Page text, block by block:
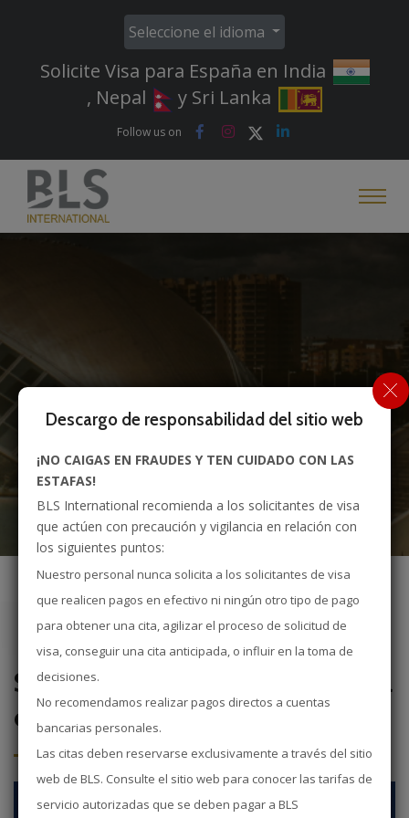
Descargo de responsabilidad del sitio web
¡NO CAIGAS EN FRAUDES Y TEN CUIDADO CON LAS
ESTAFAS!
BLS International recomienda a los solicitantes de visa
que actúen con precaución y vigilancia en relación con
los siguientes puntos:
Nuestro personal nunca solicita a los solicitantes de visa
que realicen pagos en efectivo ni ningún otro tipo de pago
para obtener una cita, agilizar el proceso de solicitud de
visa, conseguir una cita anticipada, o influir en la toma de
decisiones.
No recomendamos realizar pagos directos a cuentas
bancarias personales.
Las citas deben reservarse exclusivamente a través del sitio
web de BLS. Consulte el sitio web para conocer las tarifas de
servicio autorizadas que se deben pagar a BLS
Seleccione el idioma
Solicite Visa para España en India
, Nepal
y Sri Lanka
Follow us on
BLS International
Socia oficial de la Embajada de España en
Solicitar un Visado para España
en India